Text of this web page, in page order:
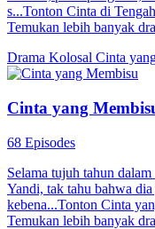
s...Tonton Cinta di
Temukan lebih banyak
Drama Kolosal Cinta
Cinta yang
68 Episodes
Selama tujuh tahun
Yandi, tak tahu bahwa
kebena...Tonton Cinta
Temukan lebih banyak